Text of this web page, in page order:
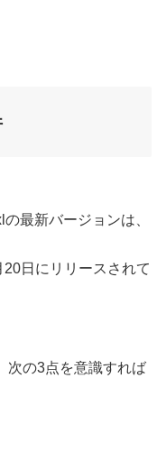
最新バージョンは、
日にリリースされて
次の3点を意識すれば